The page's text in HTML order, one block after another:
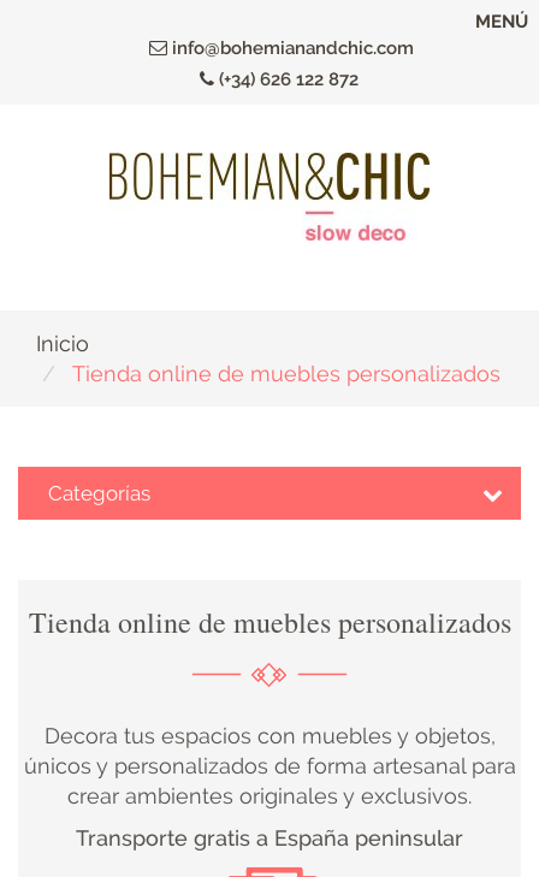
info@bohemianandchic.com
(+34) 626 122 872
MENÚ
Inicio
Tienda online de muebles personalizados
Categorías
DECOBODAS
MUEBLE
RECUPERADO
Tienda online de muebles personalizados
Decora tus espacios con muebles y objetos,
únicos y personalizados de forma artesanal para
crear ambientes originales y exclusivos.
Transporte gratis a España peninsular